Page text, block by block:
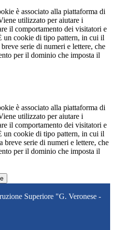
è associato alla piattaforma di
utilizzato per aiutare i
il comportamento dei visitatori e
un cookie di tipo pattern, in cui il
serie di numeri e lettere, che
per il dominio che imposta il
è associato alla piattaforma di
utilizzato per aiutare i
il comportamento dei visitatori e
un cookie di tipo pattern, in cui il
breve serie di numeri e lettere, che
per il dominio che imposta il
Superiore "G. Veronese -